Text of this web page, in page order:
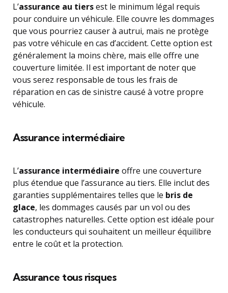
L’assurance au tiersest le minimum légal requis
pour conduire un véhicule. Elle couvre les dommages
que vous pourriez causer à autrui, mais ne protège
pas votre véhicule en cas d’accident. Cette option est
généralement la moins chère, mais elle offre une
couverture limitée. Il est important de noter que
vous serez responsable de tous les frais de
réparation en cas de sinistre causé à votre propre
véhicule.
Assurance intermédiaire
L’assurance intermédiaire offre une couverture
plus étendue que l’assurance au tiers. Elle inclut des
garanties supplémentaires telles que le bris de
glace, les dommages causés par un vol ou des
catastrophes naturelles. Cette option est idéale pour
les conducteurs qui souhaitent un meilleur équilibre
entre le coût et la protection.
Assurance tous risques